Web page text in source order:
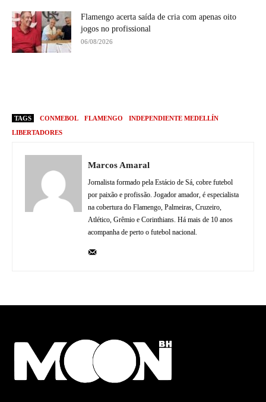
Flamengo acerta saída de cria com apenas oito
jogos no profissional
06/08/2026
TAGS CONMEBOL FLAMENGO
INDEPENDIENTE MEDELLÍN
LIBERTADORES
Marcos Amaral
Jornalista formado pela Estácio de Sá, cobre futebol
por paixão e profissão. Jogador amador, é especialista
na cobertura do Flamengo, Palmeiras, Cruzeiro,
Atlético, Grêmio e Corinthians. Há mais de 10 anos
acompanha de perto o futebol nacional.